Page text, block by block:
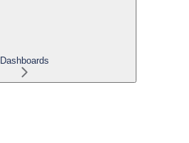
Dashboards